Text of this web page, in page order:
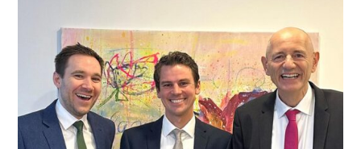

D
e
r
k
o
s
t
e
n